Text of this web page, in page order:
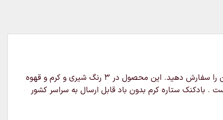
خرید و قیمت بادکنک فویلی ستاره رنگ نود که شامل یک عدد بادکنک ستاره میباشد و میتوانید بدون باد و یا پر شده با گاز هلیوم آن را سفارش دهید. این محصول در 3 رنگ شیری و کرم و قهوه
. بادکنک ستاره کرم بدون باد قابل ارسال به سراسر کشور